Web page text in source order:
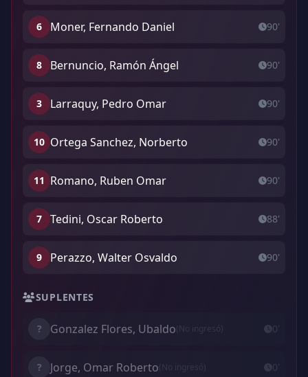
6 Moner, Fernando Daniel 90'
8 Bernuncio, Ramón Ángel 90'
3 Larraquy, Pedro Omar 90'
10 Ortega Sanchez, Norberto 90'
11 Romano, Ruben Omar 90'
7 Tedini, Oscar Roberto 88'
9 Perazzo, Walter Osvaldo 90'
SUPLENTES
? Gonzalez Flores, Ubaldo(No ingresó) 0'
? Jorge, Omar Roberto(No ingresó) 0'